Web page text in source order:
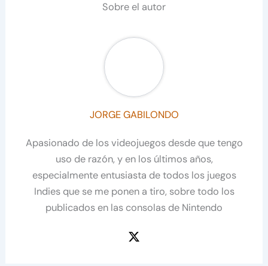
Sobre el autor
JORGE GABILONDO
Apasionado de los videojuegos desde que tengo
uso de razón, y en los últimos años,
especialmente entusiasta de todos los juegos
Indies que se me ponen a tiro, sobre todo los
publicados en las consolas de Nintendo